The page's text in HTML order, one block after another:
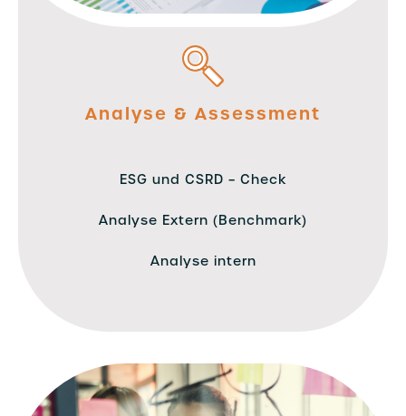
Analyse & Assessment
ESG und CSRD – Check
Analyse Extern (Benchmark)
Analyse intern